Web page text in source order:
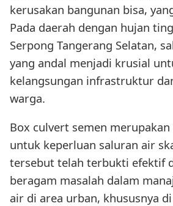
kerusakan bangunan bisa,
Pada daerah dengan hujan
Serpong Tangerang Selatan,
yang andal menjadi krusial
kelangsungan infrastruktur
warga.
Box culvert semen
untuk keperluan saluran air
tersebut telah terbukti efektif
beragam masalah dalam
air di area urban, khususnya